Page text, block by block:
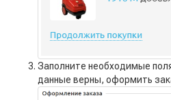
Заполните необходимые
данные верны, оформить